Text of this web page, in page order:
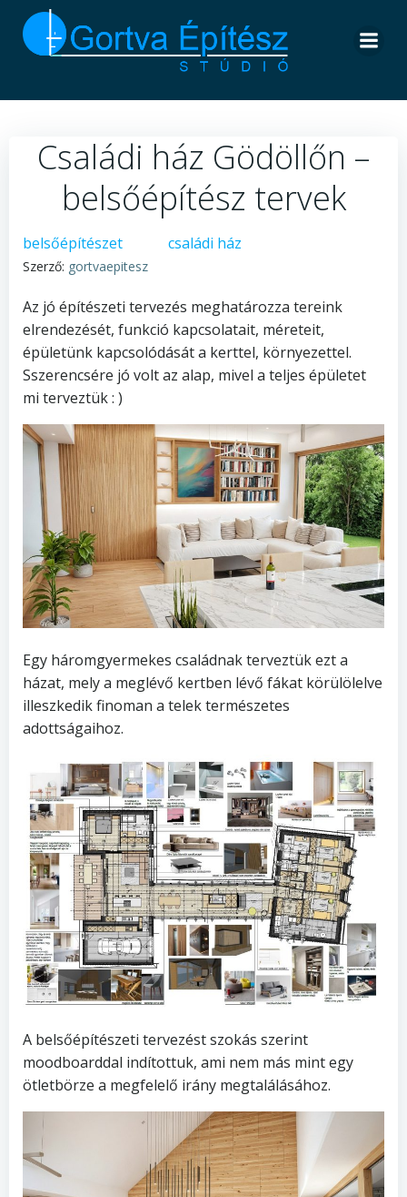
to
content
Családi ház Gödöllőn –
belsőépítész tervek
belsőépítészet családi ház
Szerző: gortvaepitesz
Az jó építészeti tervezés meghatározza tereink
elrendezését, funkció kapcsolatait, méreteit,
épületünk kapcsolódását a kerttel, környezettel.
Sszerencsére jó volt az alap, mivel a teljes épületet
mi terveztük : )
Egy háromgyermekes családnak terveztük ezt a
házat, mely a meglévő kertben lévő fákat körülölelve
illeszkedik finoman a telek természetes
adottságaihoz.
A belsőépítészeti tervezést szokás szerint
moodboarddal indítottuk, ami nem más mint egy
ötletbörze a megfelelő irány megtalálásához.